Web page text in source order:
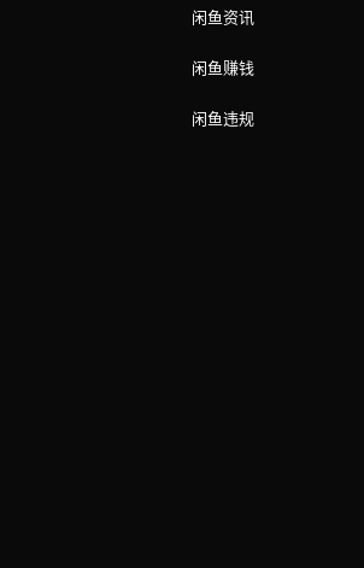
闲鱼资讯
闲鱼赚钱
闲鱼违规